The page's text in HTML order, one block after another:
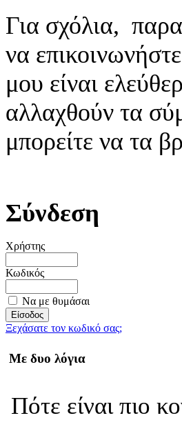
Για σχόλια,
να
μου είναι
αλλαχθούν τα
μπορείτε να τα
Σύνδεση
Χρήστης
Κωδικός
Να με θυμάσαι
Ξεχάσατε τον κωδικό σας;
Με δυο λόγια
Πότε είναι πιο